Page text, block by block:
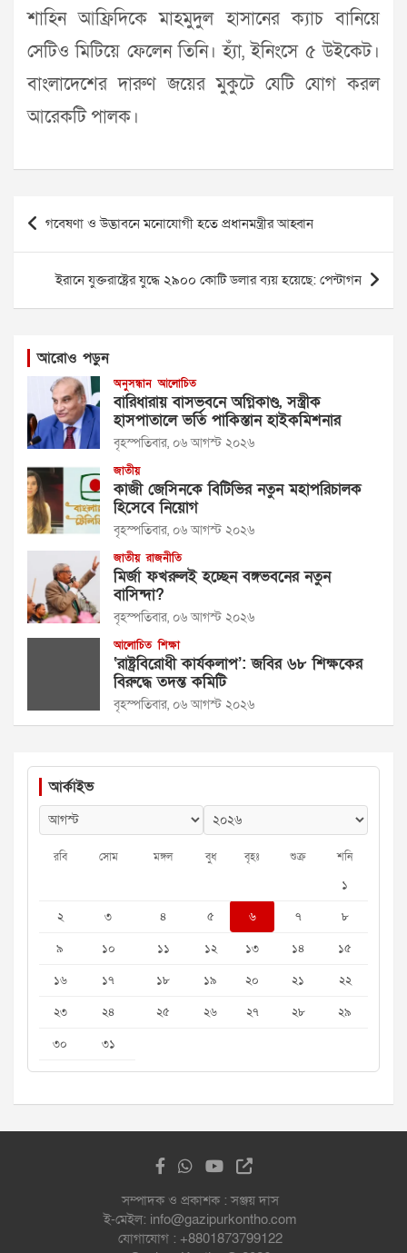
শাহিন আফ্রিদিকে মাহমুদুল হাসানের ক্যাচ বানিয়ে
সেটিও মিটিয়ে ফেলেন তিনি। হ্যাঁ, ইনিংসে ৫ উইকেট।
বাংলাদেশের দারুণ জয়ের মুকুটে যেটি যোগ করল
আরেকটি পালক।
Post
navigation
গবেষণা ও উদ্ভাবনে মনোযোগী হতে প্রধানমন্ত্রীর আহ্বান
ইরানে যুক্তরাষ্ট্রের যুদ্ধে ২৯০০ কোটি ডলার ব্যয় হয়েছে: পেন্টাগন
আরোও পড়ুন
অনুসন্ধান আলোচিত
বারিধারায় বাসভবনে অগ্নিকাণ্ড, সস্ত্রীক
হাসপাতালে ভর্তি পাকিস্তান হাইকমিশনার
বৃহস্পতিবার, ০৬ আগস্ট ২০২৬
জাতীয়
কাজী জেসিনকে বিটিভির নতুন মহাপরিচালক
হিসেবে নিয়োগ
বৃহস্পতিবার, ০৬ আগস্ট ২০২৬
জাতীয় রাজনীতি
মির্জা ফখরুলই হচ্ছেন বঙ্গভবনের নতুন
বাসিন্দা?
বৃহস্পতিবার, ০৬ আগস্ট ২০২৬
আলোচিত শিক্ষা
‘রাষ্ট্রবিরোধী কার্যকলাপ’: জবির ৬৮ শিক্ষকের
বিরুদ্ধে তদন্ত কমিটি
বৃহস্পতিবার, ০৬ আগস্ট ২০২৬
আর্কাইভ
রবি সোম মঙ্গল বুধ বৃহঃ শুক্র শনি
১
২
৩ ৪ ৫ ৬ ৭
৮
৯
১০ ১১ ১২ ১৩ ১৪
১৫
১৬
১৭ ১৮ ১৯ ২০ ২১
২২
২৩
২৪ ২৫ ২৬ ২৭ ২৮
২৯
৩০
৩১
সম্পাদক ও প্রকাশক : সঞ্জয় দাস
ই-মেইল: info@gazipurkontho.com
যোগাযোগ : +8801873799122